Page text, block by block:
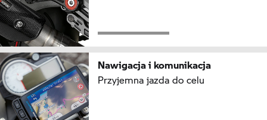
Nawigacja i komunikacja
Przyjemna jazda do celu